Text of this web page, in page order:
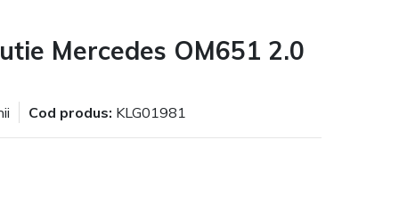
Mercedes OM651 2.0
Cod produs: KLG01981